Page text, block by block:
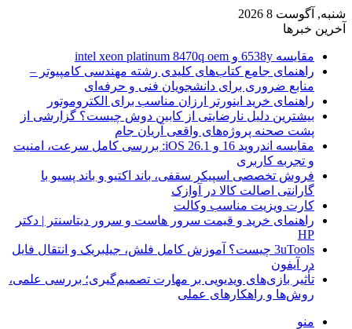
شنبه, آگوست 8 2026
آخرین خبرها
مقایسه 6538y و intel xeon platinum 8470q oem
راهنمای جامع کتاب‌های کلیدی رشته مهندسی کامپیوتر –
منابع ضروری برای دانشجویان فنی و حرفه‌ای
راهنمای خرید اینورتر ارزان مناسب برای الکتروموتور
بیشترین دلیل نارضایتی از کابین دوش چیست؟ گزارشی از
پشت صحنه پروژه‌های واقعی آریان جام
مقایسه اندروید 16 و iOS 26.1: بررسی کامل سرعت، امنیت
و تجربه کاربری
فروش تخصصی اسپیکر سقفی، باند اکتیو و باند پسیو با
گارانتی اصالت کالا در آوازک
کارت ویزیت مناسب وکالت
راهنمای خرید و قیمت سرور هاست و سرور دیتاسنتر | دکتر
HP
3uTools چیست؟ آموزش کامل فلش، جیلبریک و انتقال فایل
در آیفون
تأثیر بازی‌های ویدیویی بر مهارت تصمیم‌گیری؛ بررسی علمی،
روش‌ها و راهکارهای عملی
منو